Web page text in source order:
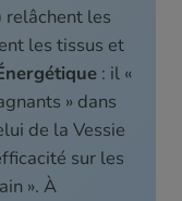
relâchent les
les tissus et
: il «
» dans
de la Vessie
sur les
». À